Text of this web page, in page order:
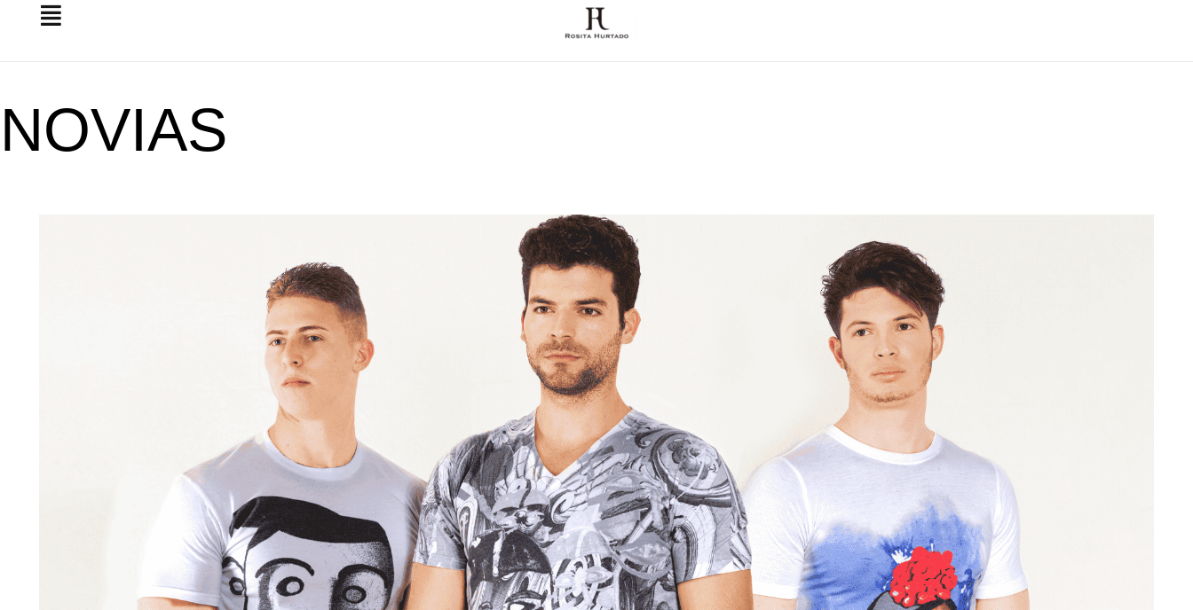
NOVIAS